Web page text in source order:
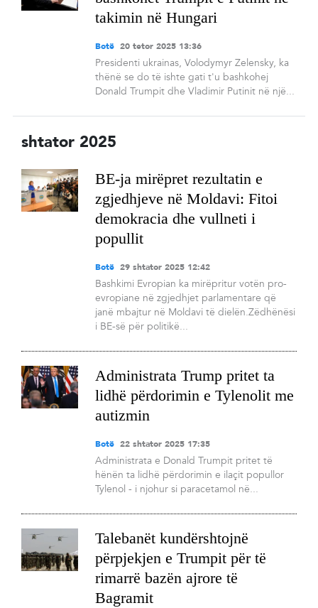
takimin në Hungari
Botë 20 tetor 2025 13:36
Presidenti ukrainas, Volodymyr Zelensky, ka
thënë se do të ishte gati t'u bashkohej
Donald Trumpit dhe Vladimir Putinit në një...
shtator 2025
BE-ja mirëpret rezultatin e
zgjedhjeve në Moldavi: Fitoi
demokracia dhe vullneti i
popullit
Botë 29 shtator 2025 12:42
Bashkimi Evropian ka mirëpritur votën pro-
evropiane në zgjedhjet parlamentare që
janë mbajtur në Moldavi të dielën.Zëdhënësi
i BE-së për politikë...
Administrata Trump pritet ta
lidhë përdorimin e Tylenolit me
autizmin
Botë 22 shtator 2025 17:35
Administrata e Donald Trumpit pritet të
hënën ta lidhë përdorimin e ilaçit popullor
Tylenol - i njohur si paracetamol në...
Talebanët kundërshtojnë
përpjekjen e Trumpit për të
rimarrë bazën ajrore të
Bagramit